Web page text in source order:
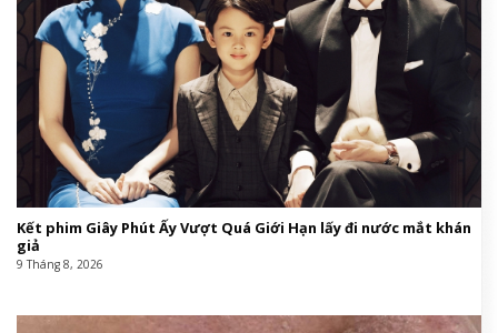
Kết phim Giây Phút Ấy Vượt Quá Giới Hạn lấy đi nước mắt khán
giả
9 Tháng 8, 2026